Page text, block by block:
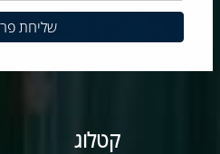
קטלוג